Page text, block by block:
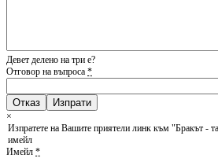
Девет делено на три е?
Отговор на въпроса *
Отказ
×
Изпратете на Вашите приятели линк към "Бракът -
имейл
Имейл *